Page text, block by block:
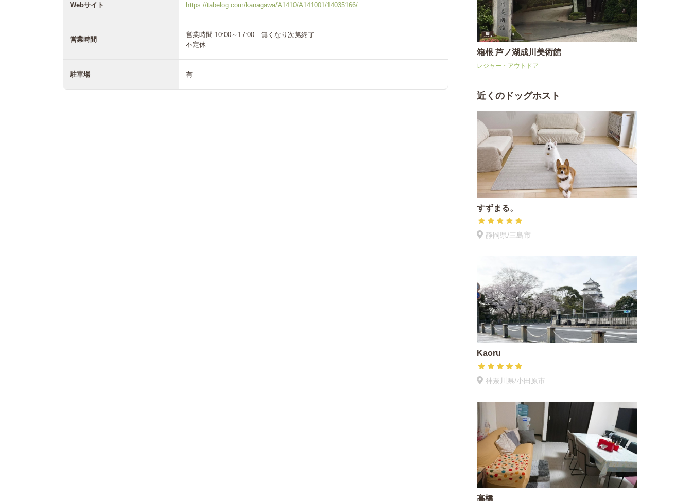
Webサイト https://tabelog.com/kanagawa/A1410/A141001/14035166/
営業時間
営業時間 10:00～17:00 無くなり次第終了
不定休
駐車場 有
箱根 芦ノ湖成川美術館
レジャー・アウトドア
近くのドッグホスト
すずまる。
静岡県/三島市
Kaoru
神奈川県/小田原市
高橋